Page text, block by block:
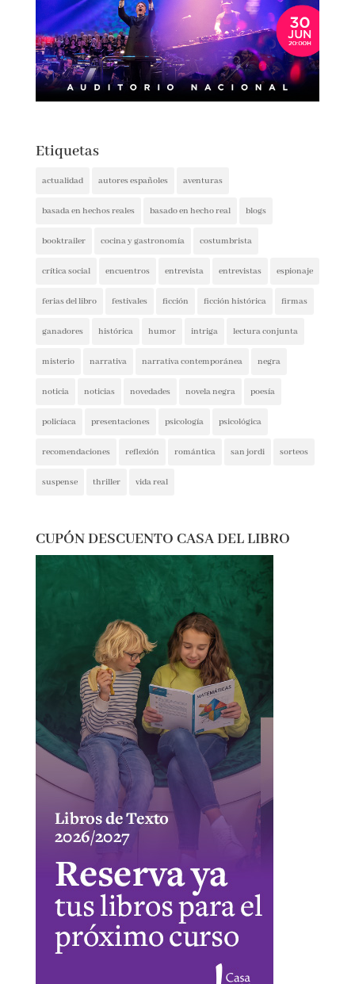
Etiquetas
actualidad autores españoles aventuras
basada en hechos reales basado en hecho real blogs
booktrailer cocina y gastronomía costumbrista
crítica social encuentros entrevista entrevistas
espionaje ferias del libro festivales ficción
ficción histórica firmas ganadores histórica humor
intriga lectura conjunta misterio narrativa
narrativa contemporánea negra noticia noticias
novedades novela negra poesía policíaca
presentaciones psicología
thriller vida real
CUPÓN DESCUENTO CASA DEL LIBRO